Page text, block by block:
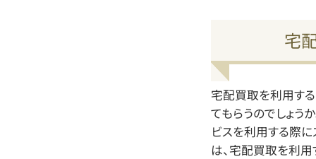
宅
宅配買取を利用す
てもらうのでしょう
ビスを利用する際
は、宅配買取を利